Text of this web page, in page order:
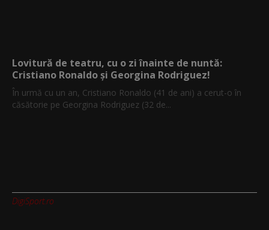
Lovitură de teatru, cu o zi înainte de nuntă:
Cristiano Ronaldo și Georgina Rodriguez!
În urmă cu un an, Cristiano Ronaldo (41 de ani) a cerut-o în
căsătorie pe Georgina Rodriguez (32 de...
DigiSport.ro